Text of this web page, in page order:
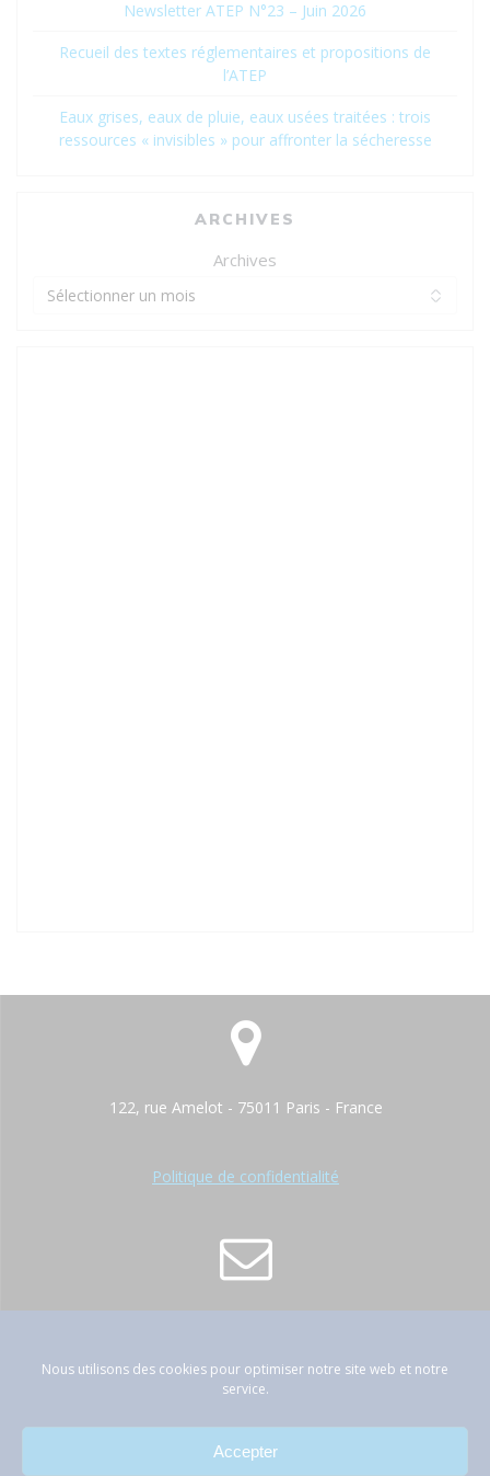
Nous utilisons des cookies pour optimiser notre site web et notre
service.
Accepter
Newsletter ATEP N°23 – Juin 2026
Recueil des textes réglementaires et propositions de
l’ATEP
Eaux grises, eaux de pluie, eaux usées traitées : trois
ressources « invisibles » pour affronter la sécheresse
ARCHIVES
Archives
122, rue Amelot - 75011 Paris - France
Politique de confidentialité
01 42 89 66 53